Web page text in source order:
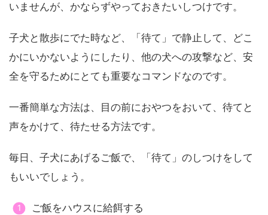
いませんが、かならずやっておきたいしつけです。
子犬と散歩にでた時など、「待て」で静止して、どこ
かにいかないようにしたり、他の犬への攻撃など、安
全を守るためにとても重要なコマンドなのです。
一番簡単な方法は、目の前におやつをおいて、待てと
声をかけて、待たせる方法です。
毎日、子犬にあげるご飯で、「待て」のしつけをして
もいいでしょう。
ご飯をハウスに給餌する